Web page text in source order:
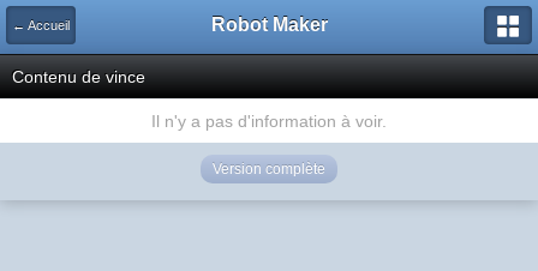
← Accueil Robot Maker
Contenu de vince
Il n'y a pas d'information à voir.
Version complète